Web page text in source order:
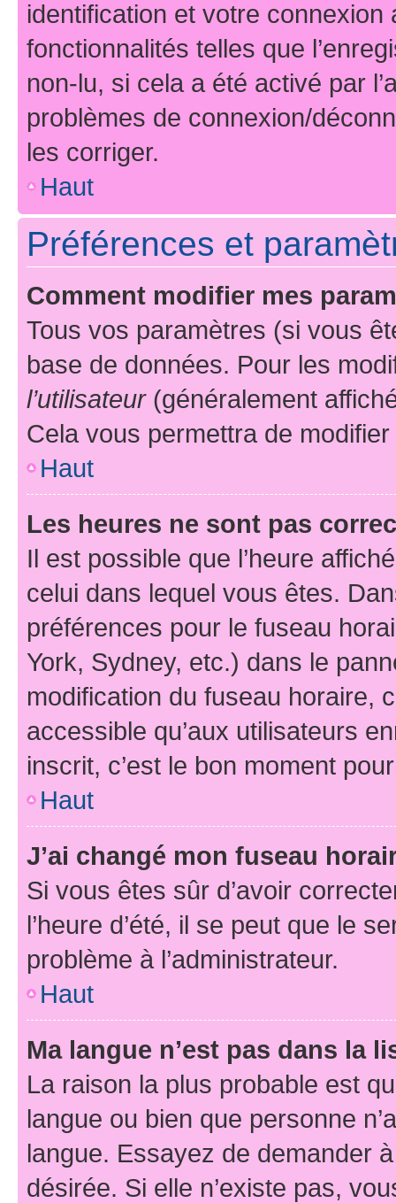
identification et votre
fonctionnalités telles que
non-lu, si cela a été activé par
problèmes de connexion/
les corriger.
Haut
Préférences et
Comment modifier mes
Tous vos paramètres (si vous
base de données. Pour les
l’utilisateur(généralement
Cela vous permettra de
Haut
Les heures ne sont pas
Il est possible que l’heure
celui dans lequel vous êtes.
préférences pour le fuseau
York, Sydney, etc.) dans le
modification du fuseau horaire,
accessible qu’aux utilisateurs
inscrit, c’est le bon moment
Haut
J’ai changé mon fuseau
Si vous êtes sûr d’avoir
l’heure d’été, il se peut que le
problème à l’administrateur.
Haut
Ma langue n’est pas dans la
La raison la plus probable est
langue ou bien que personne
langue. Essayez de demander
désirée. Si elle n’existe pas,